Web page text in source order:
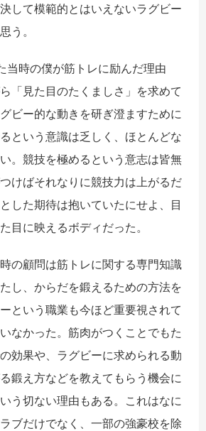
して模範的とはいえないラグビー
う。
時の僕が筋トレに励んだ理由
「見た目のたくましさ」を求めて
ビー的な動きを研ぎ澄ますために
という意識は乏しく、ほとんどな
。競技を極めるという意志は皆無
けばそれなりに競技力は上がるだ
した期待は抱いていたにせよ、目
目に映えるボディだった。
の顧問は筋トレに関する専門知識
し、からだを鍛えるための方法を
という職業も今ほど重要視されて
なかった。筋肉がつくことでもた
効果や、ラグビーに求められる動
鍛え方などを教えてもらう機会に
う切ない理由もある。これはなに
ブだけでなく、一部の強豪校を除